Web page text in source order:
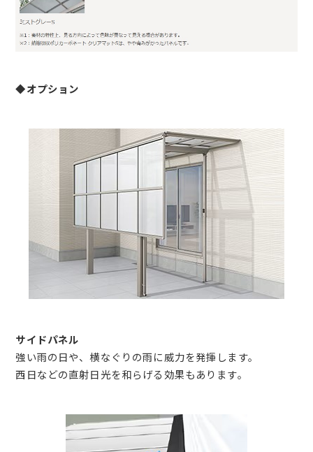
◆オプション
サイドパネル
強い雨の日や、横なぐりの雨に威力を発揮します。
西日などの直射日光を和らげる効果もあります。